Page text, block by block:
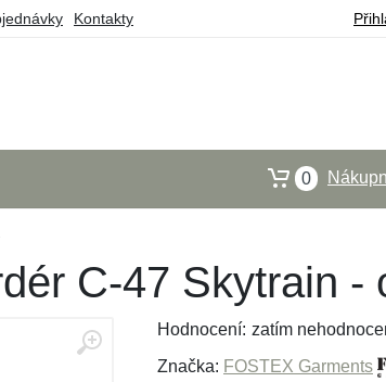
Kontakty
0
C-47 Skytrain -
Hodnocení: zatím
Značka: FOSTEX Garments